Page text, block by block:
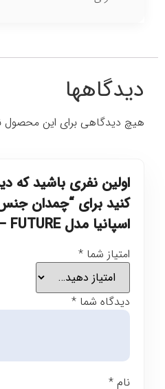
دیدگاهها
هیچ دیدگاهی برای این
اولین نفری باشید که
کنید برای “چمدان
اسپانیا مدل FUTURE – سایز کوچک”
امتیاز شما *
دیدگاه شما *
نام *